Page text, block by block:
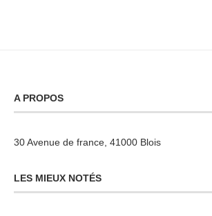
A PROPOS
30 Avenue de france, 41000 Blois
LES MIEUX NOTÉS